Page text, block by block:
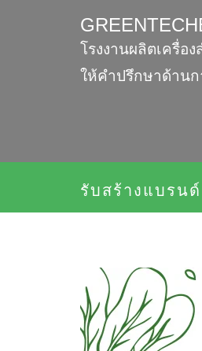
โรงงานผลิตเครื่อ
ให้คำปรึกษาด้านก
รับสร้างแบรนด์